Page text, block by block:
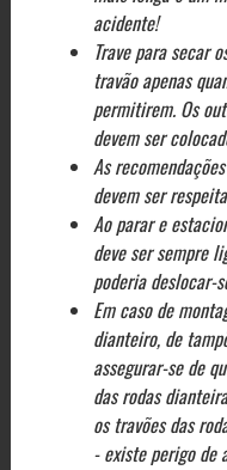
acidente!
Trave para secar
travão apenas
permitirem. Os
devem ser
As
devem ser
Ao parar e
deve ser sempre
poderia deslocar-
Em caso de
dianteiro, de
assegurar-se de
das rodas
os travões das
- existe perigo de